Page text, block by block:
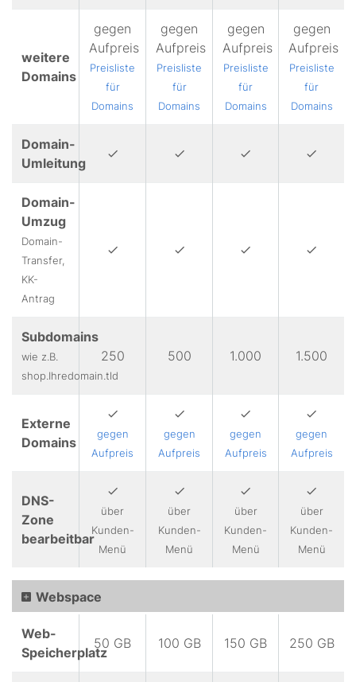
weitere
Domains
gegen
Aufpreis
Preisliste
für
Domains
gegen
Aufpreis
Preisliste
für
Domains
gegen
Aufpreis
Preisliste
für
Domains
gegen
Aufpreis
Preisliste
für
Domains
Domain-
Umleitung
Domain-
Umzug
Domain-
Transfer,
KK-
Antrag
Subdomains
wie z.B.
shop.Ihredomain.tld
250 500 1.000 1.500
Externe
Domains
gegen
Aufpreis
gegen
Aufpreis
gegen
Aufpreis
gegen
Aufpreis
DNS-
Zone
bearbeitbar
über
Kunden-
Menü
über
Kunden-
Menü
über
Kunden-
Menü
über
Kunden-
Menü
Webspace
Web-
Speicherplatz
50 GB 100 GB 150 GB 250 GB